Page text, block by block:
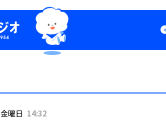
Podcast
金曜日 14:32